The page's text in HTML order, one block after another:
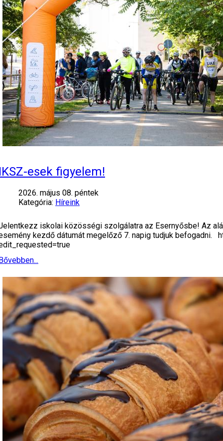
esek figyelem!
2026. május 08. péntek
Kategória: Híreink
iskolai közösségi szolgálatra az Esernyősbe! Az
kezdő dátumát megelőző 7. napig tudjuk